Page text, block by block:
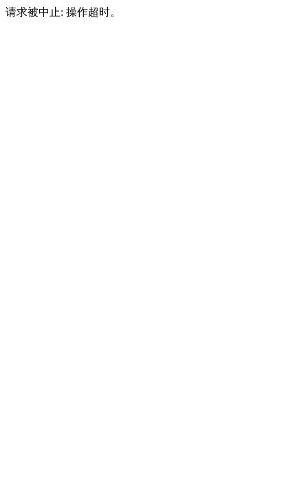
请求被中止: 操作超时。